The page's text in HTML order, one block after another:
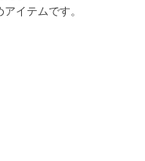
イテムです。